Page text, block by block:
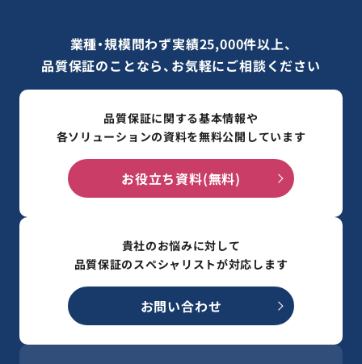
業種・規模問わず実績25,000件以上、
品質保証のことなら、お気軽にご相談ください
品質保証に関する基本情報や
各ソリューションの資料を無料公開しています
お役立ち資料(無料)
貴社のお悩みに対して
品質保証のスペシャリストが対応します
お問い合わせ